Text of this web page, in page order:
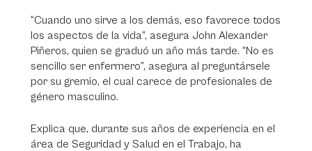
“Cuando uno sirve a los demás, eso favorece todos
los aspectos de la vida”, asegura John Alexander
Piñeros, quien se graduó un año más tarde. “No es
sencillo ser enfermero”, asegura al preguntársele
por su gremio, el cual carece de profesionales de
género masculino.
Explica que, durante sus años de experiencia en el
área de Seguridad y Salud en el Trabajo, ha